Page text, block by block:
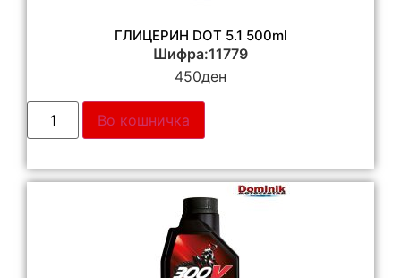
ГЛИЦЕРИН DOT 5.1 500ml
Шифра:11779
450ден
Во кошничка